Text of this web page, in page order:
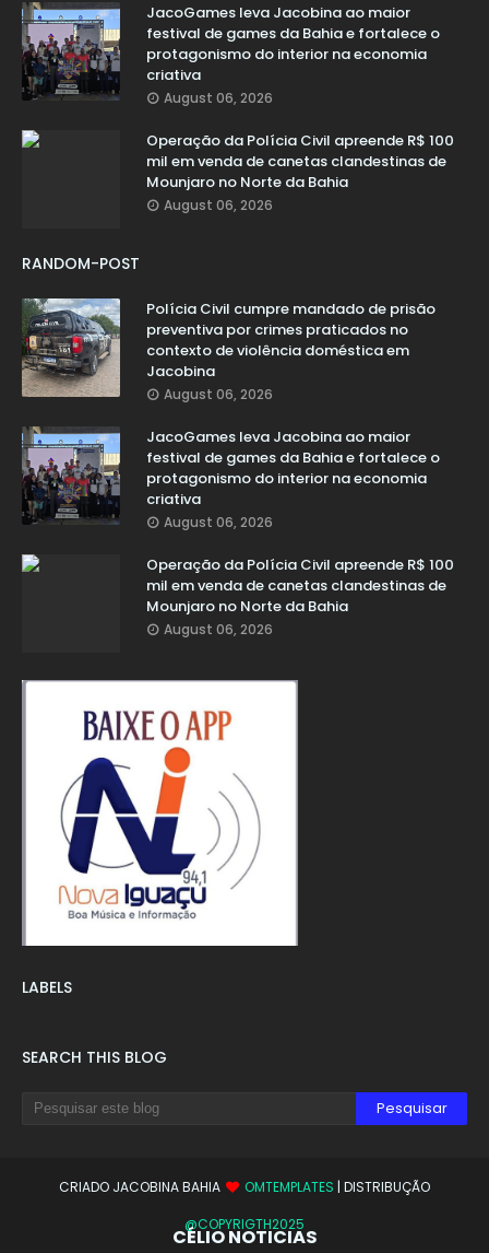
JacoGames leva Jacobina ao maior
festival de games da Bahia e fortalece o
protagonismo do interior na economia
criativa
August 06, 2026
Operação da Polícia Civil apreende R$ 100
mil em venda de canetas clandestinas de
Mounjaro no Norte da Bahia
August 06, 2026
RANDOM-POST
Polícia Civil cumpre mandado de prisão
preventiva por crimes praticados no
contexto de violência doméstica em
Jacobina
August 06, 2026
JacoGames leva Jacobina ao maior
festival de games da Bahia e fortalece o
protagonismo do interior na economia
criativa
August 06, 2026
Operação da Polícia Civil apreende R$ 100
mil em venda de canetas clandestinas de
Mounjaro no Norte da Bahia
August 06, 2026
LABELS
SEARCH THIS BLOG
CRIADO JACOBINA BAHIA OMTEMPLATES | DISTRIBUÇÃO
@COPYRIGTH2025
CÉLIO NOTICIAS